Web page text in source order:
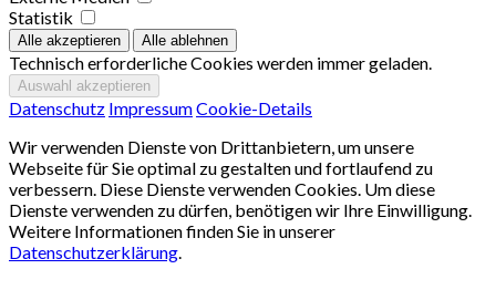
Statistik
Technisch erforderliche Cookies werden immer geladen.
Datenschutz ImpressumCookie-Details
Wir verwenden Dienste von Drittanbietern, um unsere
Webseite für Sie optimal zu gestalten und fortlaufend zu
verbessern. Diese Dienste verwenden Cookies. Um diese
Dienste verwenden zu dürfen, benötigen wir Ihre Einwilligung.
Weitere Informationen finden Sie in unserer
Datenschutzerklärung.